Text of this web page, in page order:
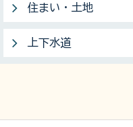
住まい・土地
上下水道